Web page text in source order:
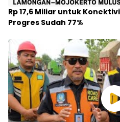
Rp 17,6 Miliar untuk
Progres Sudah 77%